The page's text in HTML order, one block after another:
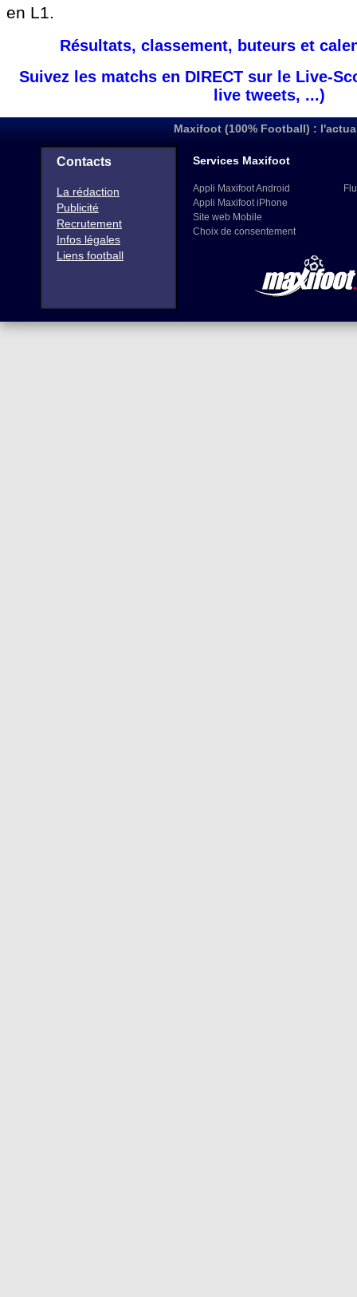
en L1.
Résultats, classement, buteurs et
Suivez les matchs en DIRECT sur le Live-
live tweets, ...)
Maxifoot (100% Football) :
Contacts
La rédaction
Publicité
Recrutement
Infos légales
Liens football
Services Maxifoot
Appli Maxifoot Android
Appli Maxifoot iPhone
Site web Mobile
Choix de consentement